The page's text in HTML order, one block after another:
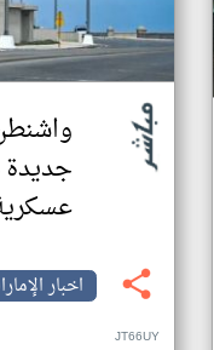
اخبار
JT66UY